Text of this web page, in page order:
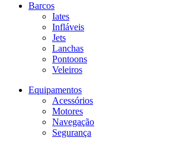
Barcos
Iates
Infláveis
Jets
Lanchas
Pontoons
Veleiros
Equipamentos
Acessórios
Motores
Navegação
Segurança